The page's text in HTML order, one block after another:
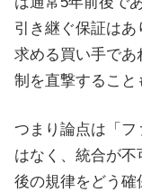
引き継ぐ保証は
求める買い手で
制を直撃すること
つまり論点は「
はなく、統合が
後の規律をどう